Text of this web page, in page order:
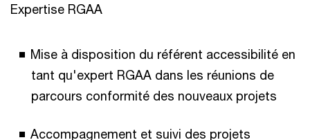
Expertise RGAA
Mise à disposition du référent accessibilité en
tant qu'expert RGAA dans les réunions de
parcours conformité des nouveaux projets
Accompagnement et suivi des projets